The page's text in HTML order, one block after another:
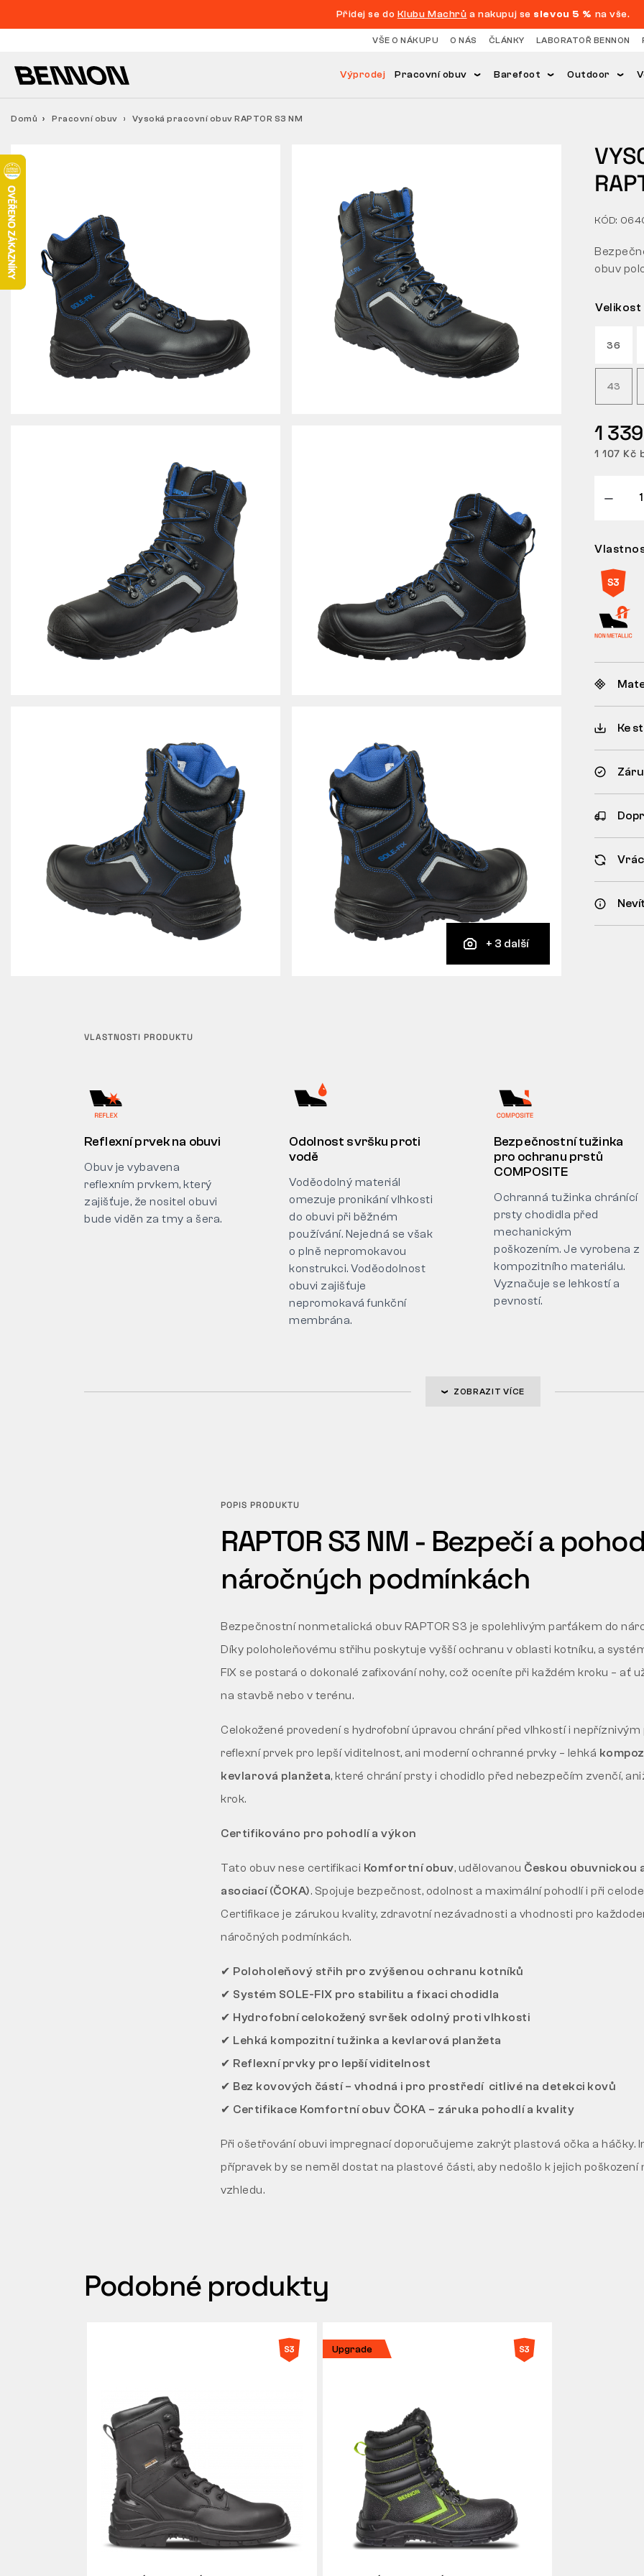
Přidej se do Klubu Machrů a nakupuj se slevou 5 % na vše.
VŠE O NÁKUPU O NÁS ČLÁNKY LABORATOŘ BENNON
Výprodej Pracovní obuv Barefoot Outdoor
Domů Pracovní obuv Vysoká pracovní obuv RAPTOR S3 NM
+ 3 další
KÓD:
Velikost
36
43
1
1 107 Kč
obuv
Ke
VLASTNOSTI PRODUKTU
Reflexní prvek na obuvi
Obuv je vybavena
reflexním prvkem, který
zajišťuje, že nositel obuvi
bude viděn za tmy a šera.
Odolnost svršku proti
vodě
Voděodolný materiál
omezuje pronikání vlhkosti
do obuvi při běžném
používání. Nejedná se však
o plně nepromokavou
konstrukci. Voděodolnost
obuvi zajišťuje
nepromokavá funkční
membrána.
Bezpečnostní tužinka
pro ochranu prstů
COMPOSITE
Ochranná tužinka chránící
prsty chodidla před
mechanickým
poškozením. Je vyrobena z
kompozitního materiálu.
Vyznačuje se lehkostí a
pevností.
ZOBRAZIT VÍCE
POPIS PRODUKTU
RAPTOR S3 NM - Bezpečí a
náročných podmínkách
Bezpečnostní nonmetalická obuv RAPTOR S3 je spolehlivým parťákem do
Díky poloholeňovému střihu poskytuje vyšší ochranu v oblasti kotníku, a
FIX se postará o dokonalé zafixování nohy, což oceníte při každém kroku – ať
na stavbě nebo v terénu.
Celokožené provedení s hydrofobní úpravou chrání před vlhkostí i nepříznivým
reflexní prvek pro lepší viditelnost, ani moderní ochranné prvky – lehká
kevlarová planžeta, které chrání prsty i chodidlo před nebezpečím zvenčí,
krok.
Certifikováno pro pohodlí a výkon
Tato obuv nese certifikaci Komfortní obuv, udělovanou Českou obuvnickou
asociací (ČOKA). Spojuje bezpečnost, odolnost a maximální pohodlí i při
Certifikace je zárukou kvality, zdravotní nezávadnosti a vhodnosti pro
náročných podmínkách.
✔ Poloholeňový střih pro zvýšenou ochranu kotníků
✔ Systém SOLE-FIX pro stabilitu a fixaci chodidla
✔ Hydrofobní celokožený svršek odolný proti vlhkosti
✔ Lehká kompozitní tužinka a kevlarová planžeta
✔ Reflexní prvky pro lepší viditelnost
✔ Bez kovových částí – vhodná i pro prostředí citlivé na detekci kovů
✔ Certifikace Komfortní obuv ČOKA – záruka pohodlí a kvality
Při ošetřování obuvi impregnací doporučujeme zakrýt plastová očka a háčky.
přípravek by se neměl dostat na plastové části, aby nedošlo k jejich poškození
vzhledu.
Podobné produkty
Upgrade